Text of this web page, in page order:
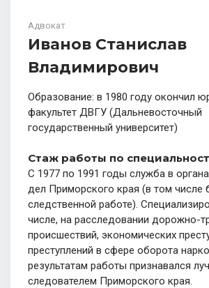
Адвокат
Иванов Станислав
Владимирович
Образование: в 1980 году окончил
факультет ДВГУ (Дальневосточный
государственный университет)
Стаж работы по
С 1977 по 1991 годы служба в
дел Приморского края (в том числе
следственной работе).
числе, на расследовании дорожно-
происшествий, экономических
преступлений в сфере оборота
результатам работы признавался
следователем Приморского края.